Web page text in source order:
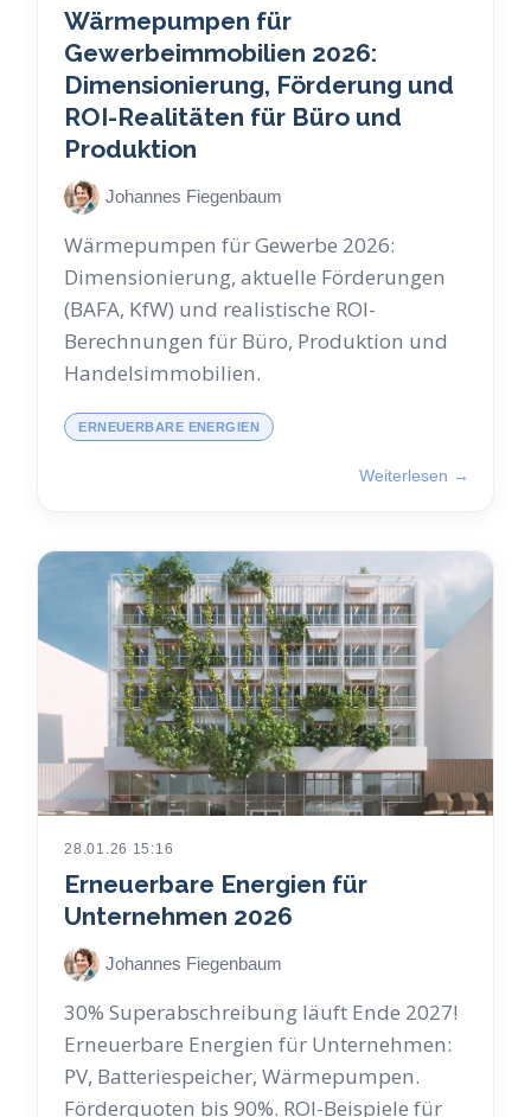
Wärmepumpen für
Gewerbeimmobilien 2026:
Dimensionierung, Förderung und
ROI-Realitäten für Büro und
Produktion
Johannes Fiegenbaum
Wärmepumpen für Gewerbe 2026:
Dimensionierung, aktuelle Förderungen
(BAFA, KfW) und realistische ROI-
Berechnungen für Büro, Produktion und
Handelsimmobilien.
ERNEUERBARE ENERGIEN
Weiterlesen →
28.01.26 15:16
Erneuerbare Energien für
Unternehmen 2026
Johannes Fiegenbaum
30% Superabschreibung läuft Ende 2027!
Erneuerbare Energien für Unternehmen:
PV, Batteriespeicher, Wärmepumpen.
Förderquoten bis 90%. ROI-Beispiele für